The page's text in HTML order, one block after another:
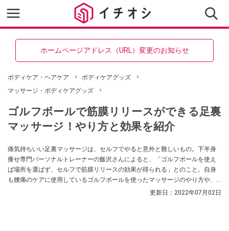
ホームページアドレス（URL）変更のお知らせ
ボディケア・ヘアケア
ボディケアグッズ
マッサージ・ボディケアグッズ
ゴルフボールで筋膜リリースができる足裏
マッサージ！やり方と効果を紹介
痛気持ちいい足裏マッサージは、セルフでやると意外と難しいもの。下半身
痩せ専門パーソナルトレーナーの飯沢さんによると、「ゴルフボールを使え
ば場所を選ばず、セルフで筋膜リリースの効果が得られる」とのこと。自身
も腰痛のケアに使用しているゴルフボールを使ったマッサージのやり方や、
更新日： 2022年07月02日